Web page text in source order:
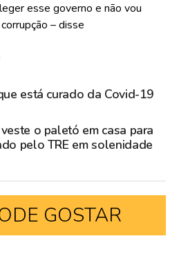
esse governo e não vou
– disse
está curado da Covid-19
o paletó em casa para
pelo TRE em solenidade
GOSTAR